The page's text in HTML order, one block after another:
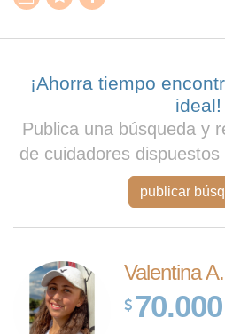
¡Ahorra tiempo
ideal!
Publica una búsqueda y
de cuidadores
publicar
Valentina A.
70.000